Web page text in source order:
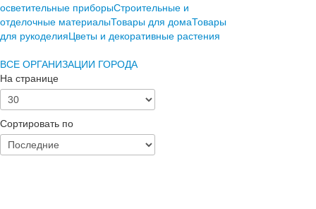
осветительные приборыСтроительные и
отделочные материалыТовары для домаТовары
для рукоделияЦветы и декоративные растения
ВСЕ ОРГАНИЗАЦИИ ГОРОДА
На странице
Сортировать по